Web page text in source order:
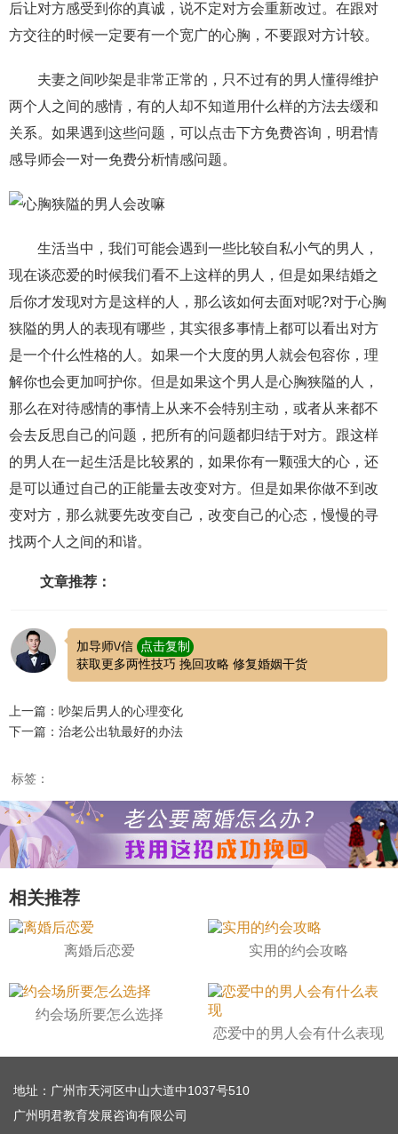
后让对方感受到你的真诚，说不定对方会重新改过。在跟对
方交往的时候一定要有一个宽广的心胸，不要跟对方计较。
夫妻之间吵架是非常正常的，只不过有的男人懂得维护
两个人之间的感情，有的人却不知道用什么样的方法去缓和
关系。如果遇到这些问题，可以点击下方免费咨询，明君情
感导师会一对一免费分析情感问题。
生活当中，我们可能会遇到一些比较自私小气的男人，
现在谈恋爱的时候我们看不上这样的男人，但是如果结婚之
后你才发现对方是这样的人，那么该如何去面对呢?对于心胸
狭隘的男人的表现有哪些，其实很多事情上都可以看出对方
是一个什么性格的人。如果一个大度的男人就会包容你，理
解你也会更加呵护你。但是如果这个男人是心胸狭隘的人，
那么在对待感情的事情上从来不会特别主动，或者从来都不
会去反思自己的问题，把所有的问题都归结于对方。跟这样
的男人在一起生活是比较累的，如果你有一颗强大的心，还
是可以通过自己的正能量去改变对方。但是如果你做不到改
变对方，那么就要先改变自己，改变自己的心态，慢慢的寻
找两个人之间的和谐。
文章推荐：
加导师\/信
点击复制
获取更多两性技巧 挽回攻略 修复婚姻干货
上一篇：吵架后男人的心理变化
下一篇：治老公出轨最好的办法
标签：
相关推荐
离婚后恋爱 实用的约会攻略
约会场所要怎么选择
恋爱中的男人会有什么表现
地址：广州市天河区中山大道中1037号510
广州明君教育发展咨询有限公司